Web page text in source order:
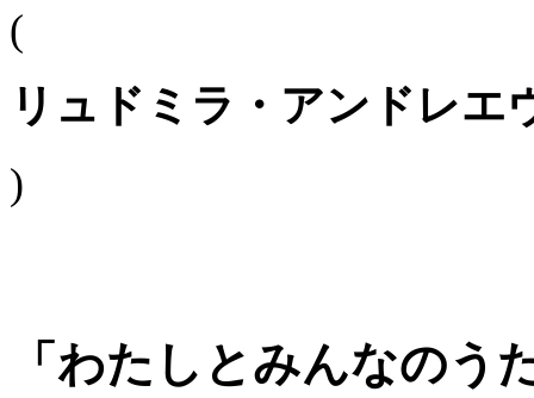
(
リュドミラ・アンドレエ
)
「わたしとみんなのう